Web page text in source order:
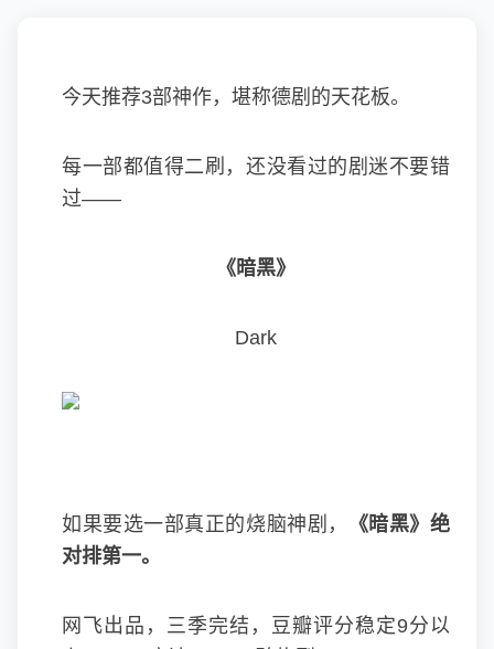
今天推荐3部神作，堪称德剧的天花板。
每一部都值得二刷，还没看过的剧迷不要错
过——
《暗黑》
Dark
如果要选一部真正的烧脑神剧，
《暗黑》绝
对排第一。
网飞出品，三季完结，豆瓣评分稳定9分以